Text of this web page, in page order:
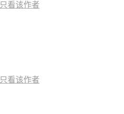
只看该作者
只看该作者